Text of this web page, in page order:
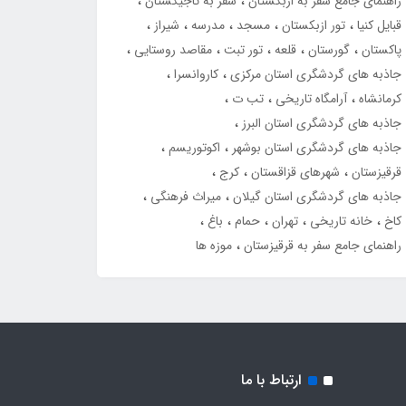
قبایل کنیا تور ازبکستان مسجد مدرسه شیراز
پاکستان گورستان قلعه تور تبت مقاصد روستایی
جاذبه های گردشگری استان مرکزی کاروانسرا
کرمانشاه آرامگاه تاریخی تب ت
جاذبه های گردشگری استان البرز
جاذبه های گردشگری استان بوشهر اکوتوریسم
قرقیزستان شهرهای قزاقستان کرج
جاذبه های گردشگری استان گیلان میراث فرهنگی
کاخ خانه تاریخی تهران حمام باغ
راهنمای جامع سفر به قرقیزستان موزه ها
ارتباط با ما